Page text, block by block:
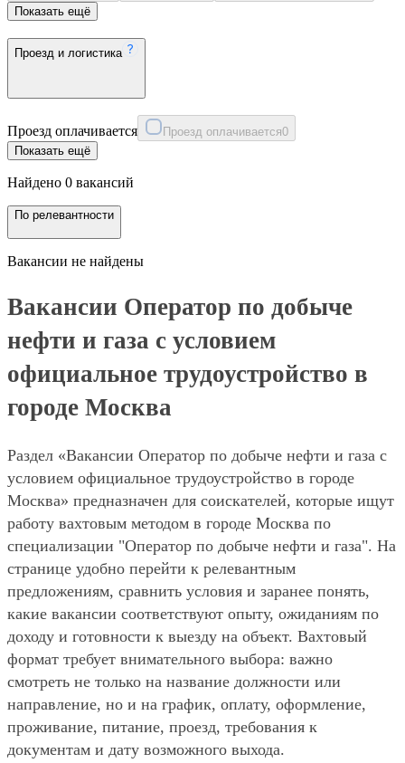
Показать ещё
Проезд и логистика
Проезд оплачивается Проезд оплачивается0
Показать ещё
Найдено 0 вакансий
По релевантности
Вакансии не найдены
Вакансии Оператор по добыче
нефти и газа с условием
официальное трудоустройство в
городе Москва
Раздел «Вакансии Оператор по добыче нефти и газа с
условием официальное трудоустройство в городе
Москва» предназначен для соискателей, которые ищут
работу вахтовым методом в городе Москва по
специализации "Оператор по добыче нефти и газа". На
странице удобно перейти к релевантным
предложениям, сравнить условия и заранее понять,
какие вакансии соответствуют опыту, ожиданиям по
доходу и готовности к выезду на объект. Вахтовый
формат требует внимательного выбора: важно
смотреть не только на название должности или
направление, но и на график, оплату, оформление,
проживание, питание, проезд, требования к
документам и дату возможного выхода.